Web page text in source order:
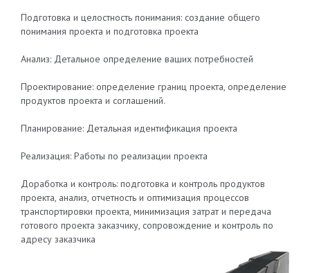
Подготовка и целостность понимания: создание общего
понимания проекта и подготовка проекта
Анализ: Детальное определение ваших потребностей
Проектирование: определение границ проекта, определение
продуктов проекта и соглашений.
Планирование: Детальная идентификация проекта
Реализация: Работы по реализации проекта
Доработка и контроль: подготовка и контроль продуктов
проекта, анализ, отчетность и оптимизация процессов
транспортировки проекта, минимизация затрат и передача
готового проекта заказчику, сопровождение и контроль по
адресу заказчика